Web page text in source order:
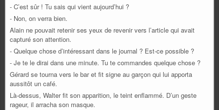
- C’est sûr ! Tu sais qui vient aujourd’hui ?
- Non, on verra bien.
Alain ne pouvait retenir ses yeux de revenir vers l’article qui avait
capturé son attention.
- Quelque chose d’intéressant dans le journal ? Est-ce possible ?
- Je te le dirai dans une minute. Tu te commandes quelque chose ?
Gérard se tourna vers le bar et fit signe au garçon qui lui apporta
aussitôt un café.
Là-dessus, Walter fit son apparition, le teint enflammé. D’un geste
rageur, il arracha son masque.